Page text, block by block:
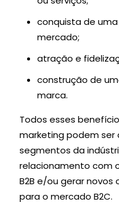
conquista de
mercado;
atração e
construção de
marca.
Todos esses
marketing podem ser
segmentos da
relacionamento com
B2B e/ou gerar
para o mercado B2C.